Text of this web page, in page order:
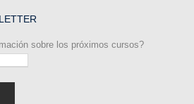
sobre los próximos cursos?